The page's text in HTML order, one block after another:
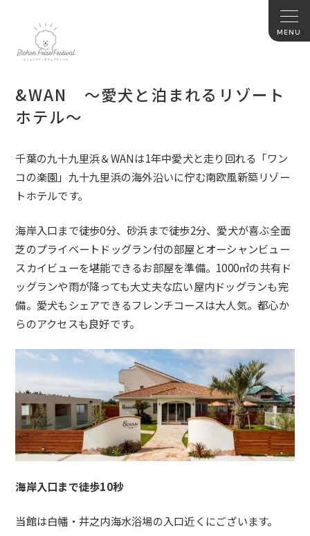
&WAN ～愛犬と泊まれるリゾート
ホテル～
千葉の九十九里浜＆WANは1年中愛犬と走り回れる「ワン
コの楽園」九十九里浜の海外沿いに佇む南欧風新築リゾー
トホテルです。
海岸入口まで徒歩0分、砂浜まで徒歩2分、愛犬が喜ぶ全面
芝のプライベートドッグラン付の部屋とオーシャンビュー
スカイビューを堪能できるお部屋を準備。1000㎡の共有ド
ッグランや雨が降っても大丈夫な広い屋内ドッグランも完
備。愛犬もシェアできるフレンチコースは大人気。都心か
らのアクセスも良好です。
海岸入口まで徒歩10秒
当館は白幡・井之内海水浴場の入口近くにございます。